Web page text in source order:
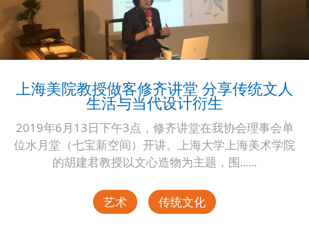
上海美院教授做客修齐讲堂 分享传统文人
生活与当代设计衍生
2019年6月13日下午3点，修齐讲堂在我协会理事会单
位水月堂（七宝新空间）开讲。上海大学上海美术学院
的胡建君教授以文心造物为主题，围......
艺术 传统文化